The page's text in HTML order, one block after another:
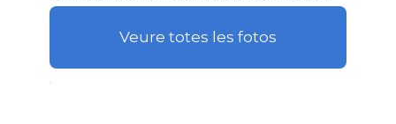
Ambaixada
Ambaixada espanyola a Estats Units
Veure totes les fotos